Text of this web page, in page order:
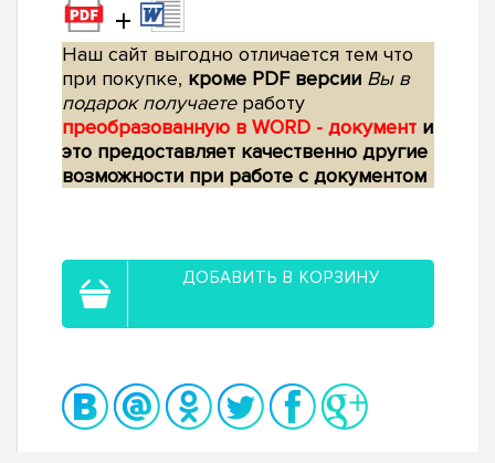
+
Наш сайт выгодно отличается тем что
при покупке, кроме PDF версии Вы в
подарок получаетеработу
преобразованную в WORD - документ и
это предоставляет качественно другие
возможности при работе с документом
ДОБАВИТЬ В КОРЗИНУ